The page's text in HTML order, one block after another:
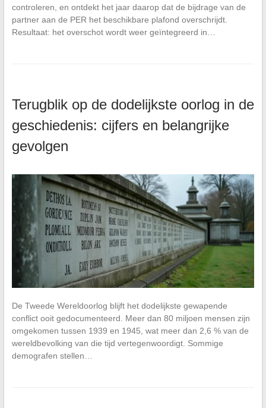
controleren, en ontdekt het jaar daarop dat de bijdrage van de
partner aan de PER het beschikbare plafond overschrijdt.
Resultaat: het overschot wordt weer geïntegreerd in…
Terugblik op de dodelijkste oorlog in de
geschiedenis: cijfers en belangrijke
gevolgen
De Tweede Wereldoorlog blijft het dodelijkste gewapende
conflict ooit gedocumenteerd. Meer dan 80 miljoen mensen zijn
omgekomen tussen 1939 en 1945, wat meer dan 2,6 % van de
wereldbevolking van die tijd vertegenwoordigt. Sommige
demografen stellen…